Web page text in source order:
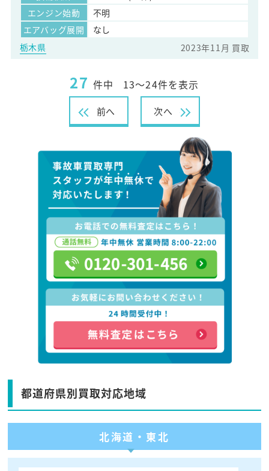
エンジン始動
不明
エアバッグ展開
なし
栃木県
2023年11月 買取
27 件中 13～24件を表示
前へ 次へ
都道府県別買取対応地域
北海道・東北